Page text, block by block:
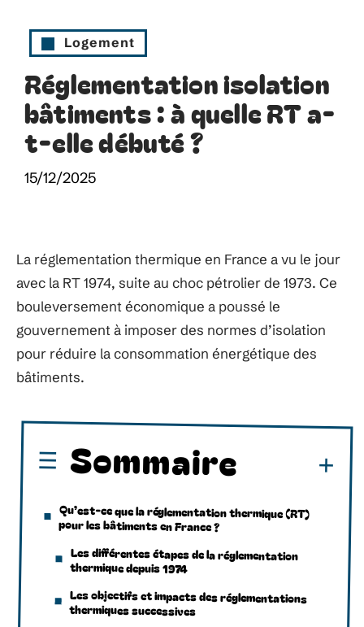
Logement
Réglementation isolation
bâtiments : à quelle RT a-
t-elle débuté ?
15/12/2025
La réglementation thermique en France a vu le jour
avec la RT 1974, suite au choc pétrolier de 1973. Ce
bouleversement économique a poussé le
gouvernement à imposer des normes d’isolation
pour réduire la consommation énergétique des
bâtiments.
Sommaire
Qu’est-ce que la réglementation thermique (RT)
pour les bâtiments en France ?
Les différentes étapes de la réglementation
thermique depuis 1974
Les objectifs et impacts des réglementations
thermiques successives